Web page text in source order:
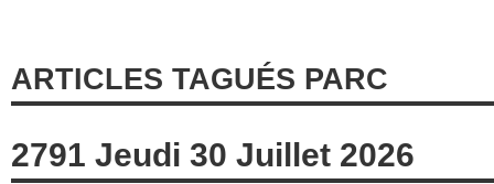
ARTICLES TAGUÉS PARC
2791 Jeudi 30 Juillet 2026